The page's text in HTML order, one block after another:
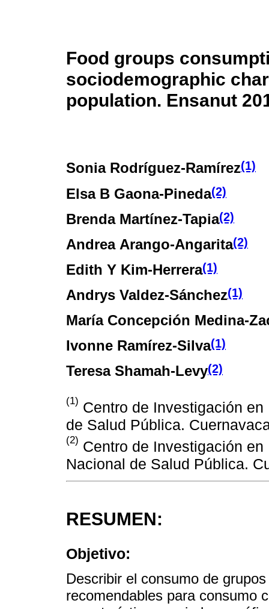
Food groups
sociodemographic
population. Ensanut
Sonia Rodríguez-Ramírez(1)
Elsa B Gaona-Pineda(2)
Brenda Martínez-Tapia(2)
Andrea Arango-Angarita(2)
Edith Y Kim-Herrera(1)
Andrys Valdez-Sánchez(1)
María Concepción Medina-
Ivonne Ramírez-Silva(1)
Teresa Shamah-Levy(2)
(1) Centro de Investigación
de Salud Pública.
(2) Centro de Investigación
Nacional de Salud Pública.
RESUMEN:
Objetivo:
Describir el consumo de
recomendables para consumo